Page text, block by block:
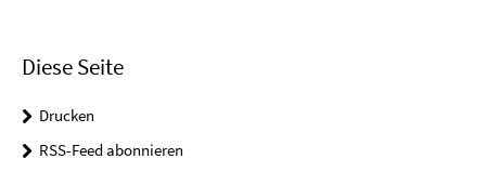
Diese Seite
Drucken
RSS-Feed abonnieren